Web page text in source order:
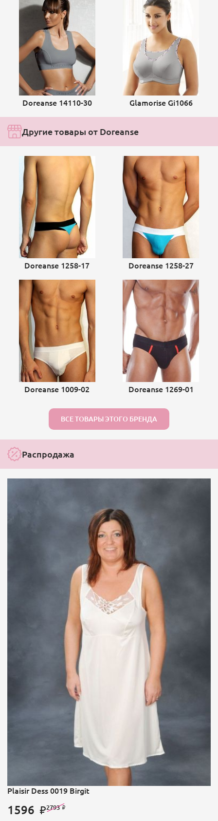
Doreanse 14110-30 Glamorise Gi1066
Другие товары от Doreanse
Doreanse 1258-17 Doreanse 1258-27
Doreanse 1009-02 Doreanse 1269-01
ВСЕ ТОВАРЫ ЭТОГО БРЕНДА
Распродажа
Plaisir Dess 0019 Birgit
1596 2793